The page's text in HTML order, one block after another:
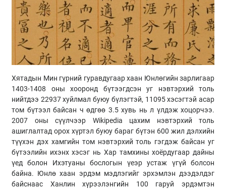
Хятадын Мин гүрний гуравдугаар хаан Юнлөгийн зарлигаар
1403-1408 оны хооронд бүтээгдсэн уг нэвтэрхий толь
нийтдээ 22937 хуйлмал буюу бүлэгтэй, 11095 хэсэгтэй асар
том бүтээл байсан ч өдгөө 3.5 хувь нь л үлдэж хоцорчээ.
2007 оны сүүлчээр Wikipedia цахим нэвтэрхий толь
ашиглалтад орох хүртэл буюу бараг бүтэн 600 жил дэлхийн
түүхэн дэх хамгийн том нэвтэрхий толь гэгдэж байсан уг
бүтээлийн ихэнх хэсэг нь Хар тамхины хоёрдугаар дайны
үед болон Ихэтуаны бослогын үеэр устаж үгүй болсон
байна. Юнлө хаан эрдэм мэдлэгийг эрхэмлэн дээдэлдэг
байснаас Ханлин хүрээлэнгийн 100 гаруй эрдэмтэн